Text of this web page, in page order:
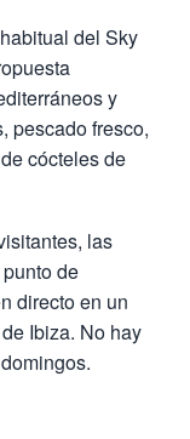
del Sky
y
pescado fresco,
cócteles de
las
de
directo en un
Ibiza. No hay